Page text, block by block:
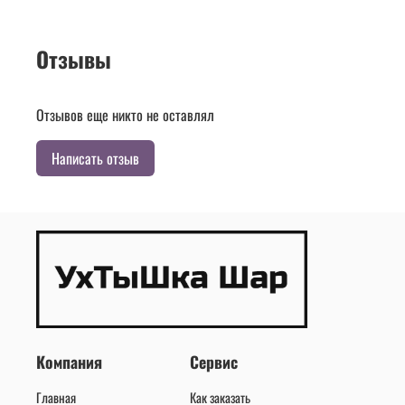
Отзывы
Отзывов еще никто не оставлял
Написать отзыв
Компания
Главная
Сервис
Как заказать